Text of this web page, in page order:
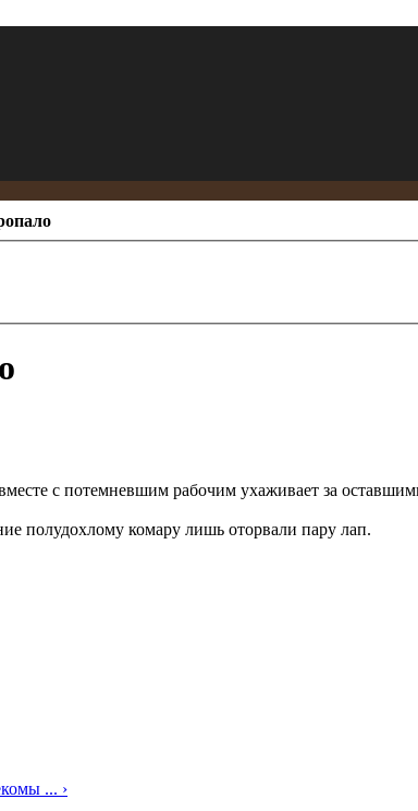
с потемневшим рабочим ухаживает за
полудохлому комару лишь оторвали пару лап.
... ›